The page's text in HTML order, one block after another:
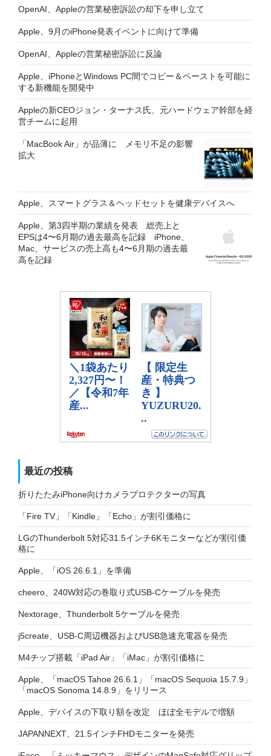
OpenAI、Appleの営業秘密訴訟の却下を申し立て
Apple、9月のiPhone発表イベントに向けて準備
OpenAI、Appleの営業秘密訴訟に反論
Apple、iPhoneとWindows PC間でコピー＆ペーストを可能に
する新機能を開発中
Appleの新CEOジョン・ターナス氏、元ハードウェア幹部を経
営チームに起用
「MacBook Air」が品薄に メモリ不足の影響
拡大
Apple、スマートグラス＆ヘッドセットを健康デバイスへ
Apple、第3四半期の業績を発表 総売上と
EPSは4〜6月期の過去最高を記録 iPhone、
Mac、サービスの売上高も4〜6月期の過去最
高を記録
最近の投稿
折りたたみiPhone向けカメラプロテクターの写真
「Fire TV」「Kindle」「Echo」が割引価格に
LGのThunderbolt 5対応31.5インチ6Kモニターなどが割引価
格に
Apple、「iOS 26.6.1」を準備
cheero、240W対応の巻取り式USB-Cケーブルを発売
Nextorage、Thunderbolt 5ケーブルを発売
j5create、USB-C周辺機器およびUSB急速充電器を発売
M4チップ搭載「iPad Air」「iMac」が割引価格に
Apple、「macOS Tahoe 26.6.1」「macOS Sequoia 15.7.9」
「macOS Sonoma 14.8.9」をリリース
Apple、デバイスの下取り額を改定 ほぼ全モデルで増額
JAPANNEXT、21.5インチFHDモニターを発売